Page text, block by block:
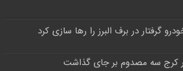
کرج سه مصدوم بر جای گذاشت